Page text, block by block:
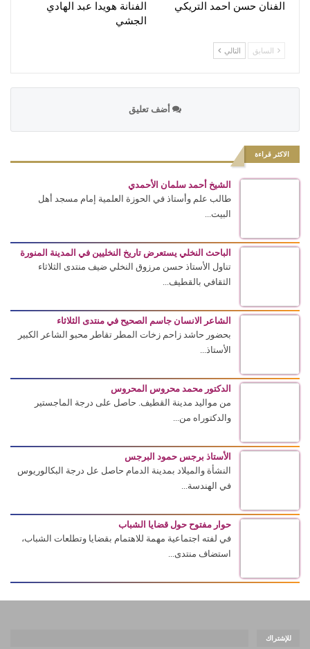
الفنان حسن احمد التريكي
الفنانة هويدا عبد الهادي
الجشي
السابق التالي
أضف تعليق
الاكثر قراءة
الشيخ أحمد سلمان الأحمدي
طالب علم وأستاذ في الحوزة العلمية إمام مسجد أهل
البيت...
الباحث النخلي يستعرض تاريخ النخليين في المدينة المنورة
تناول الأستاذ حسن مرزوق النخلي ضيف منتدى الثلاثاء
الثقافي بالقطيف...
الشاعر الانسان جاسم الصحيح في منتدى الثلاثاء
بحضور حاشد زاحم زخات المطر تقاطر محبو الشاعر الكبير
الأستاذ...
الدكتور محمد محروس المحروس
من مواليد مدينة القطيف. حاصل على درجة الماجستير
والدكتوراه من...
الأستاذ برجس حمود البرجس
النشأة والميلاد بمدينة الدمام حاصل عل درجة البكالوريوس
في الهندسة...
حوار مفتوح حول قضايا الشباب
في لفته اجتماعية مهمة للاهتمام بقضايا وتطلعات الشباب،
استضاف منتدى...
للإشتراك